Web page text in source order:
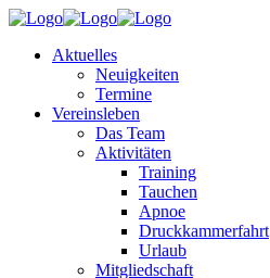
Aktuelles
Neuigkeiten
Termine
Vereinsleben
Das Team
Aktivitäten
Training
Tauchen
Apnoe
Druckkammerfahrt
Urlaub
Mitgliedschaft